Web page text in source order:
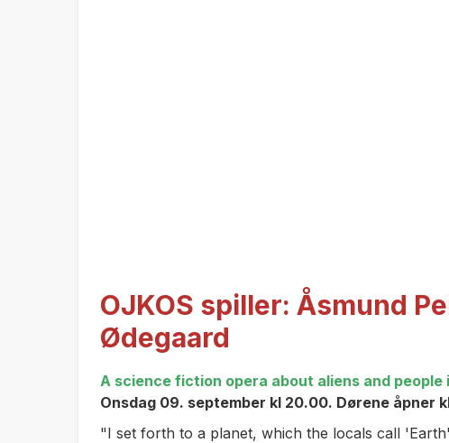
OJKOS spiller: Åsmund
Ødegaard
A science fiction opera about aliens and
Onsdag 09. september kl 20.00. Dørene åpner
"I set forth to a planet, which the locals call